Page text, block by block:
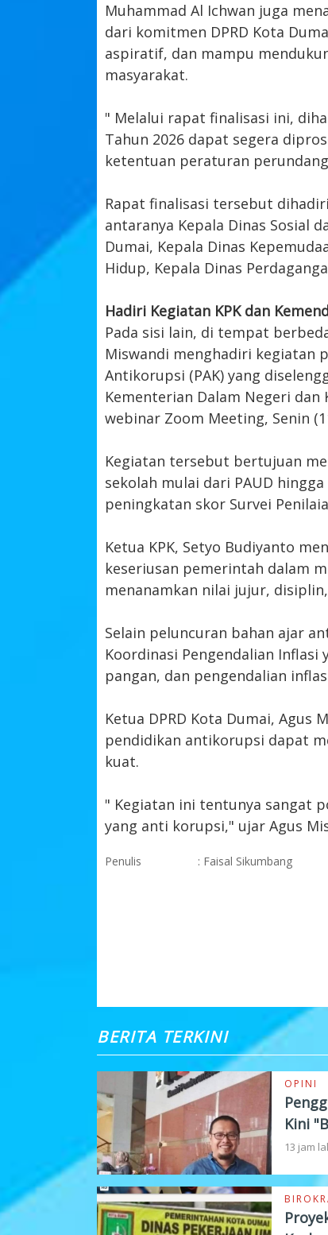
Muhammad Al Ichwan juga
dari komitmen DPRD Kota
aspiratif, dan mampu
masyarakat.
" Melalui rapat finalisasi ini,
Tahun 2026 dapat segera
ketentuan peraturan
Rapat finalisasi tersebut
antaranya Kepala Dinas Sosial
Dumai, Kepala Dinas
Hidup, Kepala Dinas
Hadiri Kegiatan KPK dan
Pada sisi lain, di tempat
Miswandi menghadiri kegiatan
Antikorupsi (PAK) yang
Kementerian Dalam Negeri
webinar Zoom Meeting, Senin
Kegiatan tersebut bertujuan
sekolah mulai dari PAUD
peningkatan skor Survei
Ketua KPK, Setyo Budiyanto
keseriusan pemerintah dalam
menanamkan nilai jujur,
Selain peluncuran bahan ajar
Koordinasi Pengendalian
pangan, dan pengendalian
Ketua DPRD Kota Dumai,
pendidikan antikorupsi dapat
kuat.
" Kegiatan ini tentunya sangat
yang anti korupsi," ujar Agus
Penulis : Faisal Sikumbang
BERITA TERKINI
OPINI
Kini
13 jam